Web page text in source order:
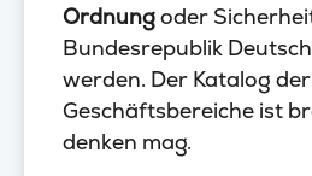
Ordnungoder
Bundesrepublik
werden. Der Katalog
Geschäftsbereiche ist
denken mag.